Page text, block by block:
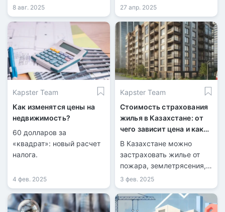
РК Канат Бозумбаев.
8 авг. 2025
повлияют на стоимость
квартир, аренды и
ипотеки
27 апр. 2025
Kapster Team
Как изменятся цены на
недвижимость?
60 долларов за
«квадрат»: новый расчет
налога.
4 фев. 2025
Kapster Team
Стоимость страхования
жилья в Казахстане: от
чего зависит цена и какие
риски покрываются
В Казахстане можно
застраховать жилье от
пожара, землетрясения,
кражи со взломом и
возможного затопления
соседями сверху, при
этом стоимость полиса
3 фев. 2025